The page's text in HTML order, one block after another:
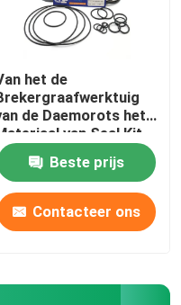
het de
de Daemorots het
van Seal Kit
voor DMB 140
Beste prijs
Contacteer ons